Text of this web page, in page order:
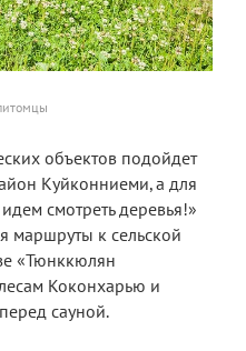
объектов подойдет
Куйконниеми, а для
смотреть деревья!»
маршруты к сельской
«Тюнккюлян
Коконхарью и
сауной.